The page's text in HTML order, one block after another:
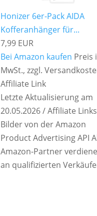
Honizer 6er-Pack AIDA
Kofferanhänger für...
7,99 EUR
Bei Amazon kaufen Preis
MwSt., zzgl.
Affiliate Link
Letzte Aktualisierung am
20.05.2026 / Affiliate
Bilder von der Amazon
Product Advertising API
Amazon-Partner
an qualifizierten